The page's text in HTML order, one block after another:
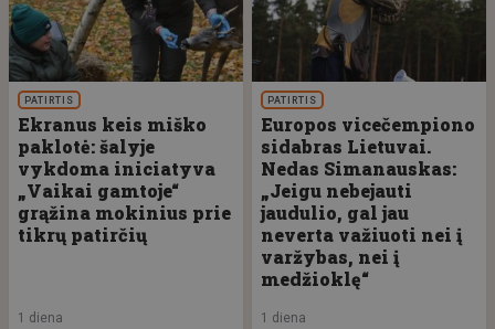
PATIRTIS
Ekranus keis miško
paklotė: šalyje
vykdoma iniciatyva
„Vaikai gamtoje“
grąžina mokinius prie
tikrų patirčių
1 diena
PATIRTIS
Europos vicečempiono
sidabras Lietuvai.
Nedas Simanauskas:
„Jeigu nebejauti
jaudulio, gal jau
neverta važiuoti nei į
varžybas, nei į
medžioklę“
1 diena